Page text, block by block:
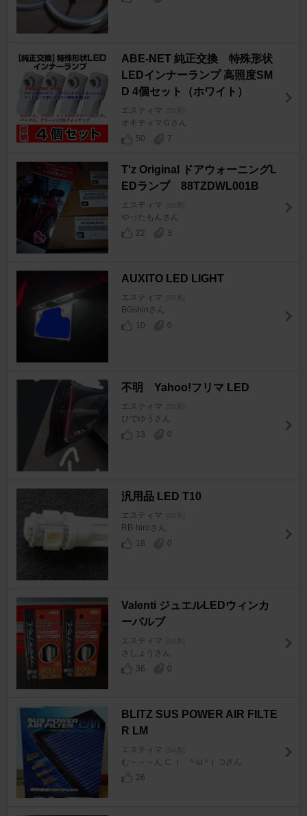
ABE-NET 純正交換 特殊形状
LEDインナーランプ 高照度SM
D 4個セット（ホワイト）
エスティマ [50系]
オキティマＧさん
50
7
T'z Original ドアウォーニングL
EDランプ 88TZDWL001B
エスティマ [50系]
やったもんさん
22
3
AUXITO LED LIGHT
エスティマ [50系]
BGshinさん
10
0
不明 Yahoo!フリマ LED
エスティマ [50系]
ひでゆうさん
13
0
汎用品 LED T10
エスティマ [50系]
RB-hiroさん
18
0
Valenti ジュエルLEDウィンカ
ーバルブ
エスティマ [50系]
さしょうさん
36
0
BLITZ SUS POWER AIR FILTE
R LM
エスティマ [50系]
む～～～ん ⊂（ ＾ω＾）⊃さん
26